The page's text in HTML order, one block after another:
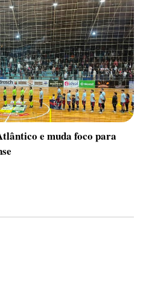
e muda foco para